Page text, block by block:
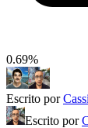
0.69%
Escrito por
Escrito por